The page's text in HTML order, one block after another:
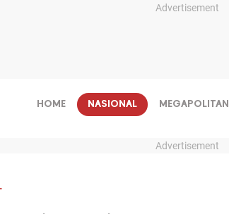
Advertisement
HOME NASIONAL MEGAPOLITAN
Advertisement